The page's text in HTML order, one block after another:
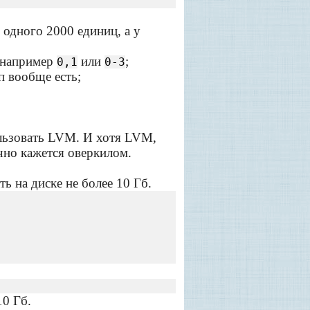
одного 2000 единиц, а у
0,1 или 0-3;
вообще есть;
LVM. И хотя LVM,
кажется оверкилом.
на диске не более 10 Гб.
Гб.